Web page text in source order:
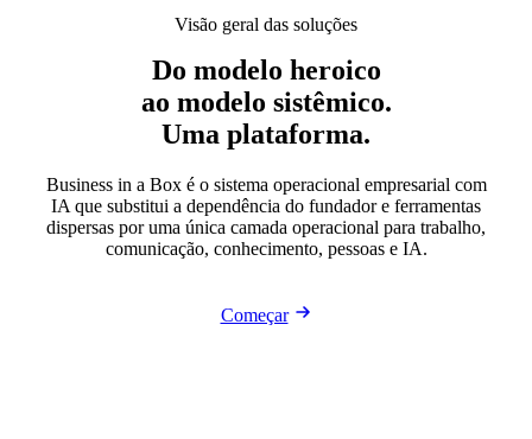
Visão geral das soluções
Do modelo heroico
ao modelo sistêmico.
Uma plataforma.
Business in a Box é o sistema operacional empresarial com
IA que substitui a dependência do fundador e ferramentas
dispersas por uma única camada operacional para trabalho,
comunicação, conhecimento, pessoas e IA.
Começar